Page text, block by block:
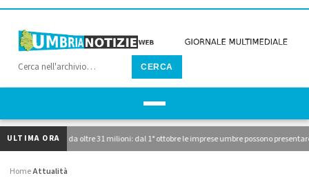
CERCA
ULTIMA ORA
i due avvisi da oltre 31 milioni: dal 1° ottobre le imprese umbre possono presentare
Home›Attualità